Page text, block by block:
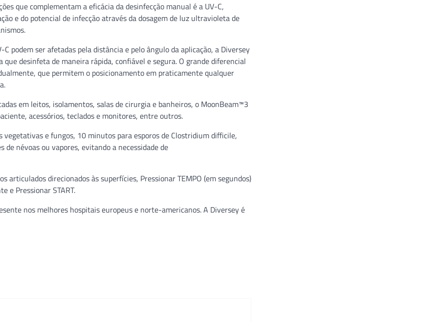
que complementam a eficácia da desinfecção manual é a UV-C,
e do potencial de infecção através da dosagem de luz ultravioleta de
podem ser afetadas pela distância e pelo ângulo da aplicação, a Diversey
desinfeta de maneira rápida, confiável e segura. O grande diferencial
que permitem o posicionamento em praticamente qualquer
em leitos, isolamentos, salas de cirurgia e banheiros, o MoonBeam™3
acessórios, teclados e monitores, entre outros.
e fungos, 10 minutos para esporos de Clostridium difficile,
névoas ou vapores, evitando a necessidade de
articulados direcionados às superfícies, Pressionar TEMPO (em segundos)
e Pressionar START.
nos melhores hospitais europeus e norte-americanos. A Diversey é